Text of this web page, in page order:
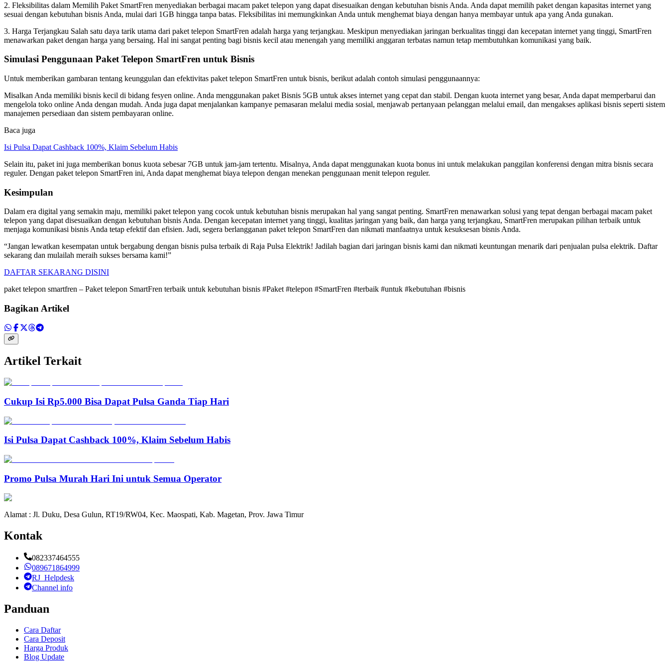
2. Fleksibilitas dalam Memilih Paket SmartFren menyediakan berbagai macam paket telepon yang dapat disesuaikan dengan kebutuhan bisnis Anda. Anda dapat memilih paket dengan kapasitas internet yang
sesuai dengan kebutuhan bisnis Anda, mulai dari 1GB hingga tanpa batas. Fleksibilitas ini memungkinkan Anda untuk menghemat biaya dengan hanya membayar untuk apa yang Anda gunakan.
3. Harga Terjangkau Salah satu daya tarik utama dari paket telepon SmartFren adalah harga yang terjangkau. Meskipun menyediakan jaringan berkualitas tinggi dan kecepatan internet yang tinggi, SmartFren
menawarkan paket dengan harga yang bersaing. Hal ini sangat penting bagi bisnis kecil atau menengah yang memiliki anggaran terbatas namun tetap membutuhkan komunikasi yang baik.
Simulasi Penggunaan Paket Telepon SmartFren untuk Bisnis
Untuk memberikan gambaran tentang keunggulan dan efektivitas paket telepon SmartFren untuk bisnis, berikut adalah contoh simulasi penggunaannya:
Misalkan Anda memiliki bisnis kecil di bidang fesyen online. Anda menggunakan paket Bisnis 5GB untuk akses internet yang cepat dan stabil. Dengan kuota internet yang besar, Anda dapat memperbarui dan
mengelola toko online Anda dengan mudah. Anda juga dapat menjalankan kampanye pemasaran melalui media sosial, menjawab pertanyaan pelanggan melalui email, dan mengakses aplikasi bisnis seperti sistem
manajemen persediaan dan sistem pembayaran online.
Baca juga
Isi Pulsa Dapat Cashback 100%, Klaim Sebelum Habis
Selain itu, paket ini juga memberikan bonus kuota sebesar 7GB untuk jam-jam tertentu. Misalnya, Anda dapat menggunakan kuota bonus ini untuk melakukan panggilan konferensi dengan mitra bisnis secara
reguler. Dengan paket telepon SmartFren ini, Anda dapat menghemat biaya telepon dengan menekan penggunaan menit telepon reguler.
Kesimpulan
Dalam era digital yang semakin maju, memiliki paket telepon yang cocok untuk kebutuhan bisnis merupakan hal yang sangat penting. SmartFren menawarkan solusi yang tepat dengan berbagai macam paket
telepon yang dapat disesuaikan dengan kebutuhan bisnis Anda. Dengan kecepatan internet yang tinggi, kualitas jaringan yang baik, dan harga yang terjangkau, SmartFren merupakan pilihan terbaik untuk
menjaga komunikasi bisnis Anda tetap efektif dan efisien. Jadi, segera berlangganan paket telepon SmartFren dan nikmati manfaatnya untuk kesuksesan bisnis Anda.
“Jangan lewatkan kesempatan untuk bergabung dengan bisnis pulsa terbaik di Raja Pulsa Elektrik! Jadilah bagian dari jaringan bisnis kami dan nikmati keuntungan menarik dari penjualan pulsa elektrik. Daftar
sekarang dan mulailah meraih sukses bersama kami!”
DAFTAR SEKARANG DISINI
paket telepon smartfren – Paket telepon SmartFren terbaik untuk kebutuhan bisnis #Paket #telepon #SmartFren #terbaik #untuk #kebutuhan #bisnis
Bagikan Artikel
Artikel Terkait
Cukup Isi Rp5.000 Bisa Dapat Pulsa Ganda Tiap Hari
Isi Pulsa Dapat Cashback 100%, Klaim Sebelum Habis
Promo Pulsa Murah Hari Ini untuk Semua Operator
Alamat : Jl. Duku, Desa Gulun, RT19/RW04, Kec. Maospati, Kab. Magetan, Prov. Jawa Timur
Kontak
082337464555
089671864999
RJ_Helpdesk
Channel info
Panduan
Cara Daftar
Cara Deposit
Harga Produk
Blog Update